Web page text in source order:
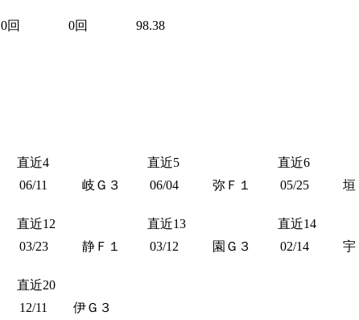
0回 0回 98.38
直近4 直近5 直近6
06/11 岐Ｇ３ 06/04 弥Ｆ１ 05/25 垣
直近12 直近13 直近14
03/23 静Ｆ１ 03/12 園Ｇ３ 02/14 宇
直近20
12/11
伊Ｇ３